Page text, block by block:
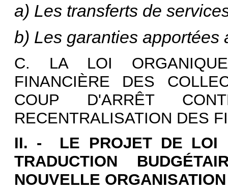
a) Les transferts de
b) Les garanties apportées
C. LA LOI
FINANCIÈRE DES
COUP D'ARRÊT
RECENTRALISATION DES
II. - LE PROJET DE LOI
TRADUCTION
NOUVELLE